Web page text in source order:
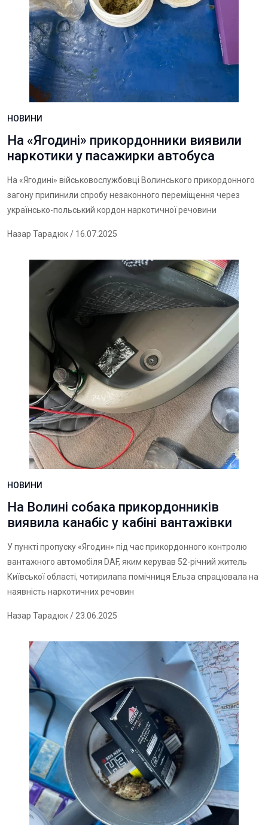
НОВИНИ
На «Ягодині» прикордонники виявили
наркотики у пасажирки автобуса
На «Ягодині» військовослужбовці Волинського прикордонного
загону припинили спробу незаконного переміщення через
українсько-польський кордон наркотичної речовини
Назар Тарадюк/ 16.07.2025
НОВИНИ
На Волині собака прикордонників
виявила канабіс у кабіні вантажівки
У пункті пропуску «Ягодин» під час прикордонного контролю
вантажного автомобіля DAF, яким керував 52-річний житель
Київської області, чотирилапа помічниця Ельза спрацювала на
наявність наркотичних речовин
Назар Тарадюк/ 23.06.2025